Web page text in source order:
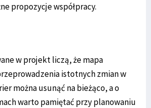
propozycje współpracy.
w projekt liczą, że mapa
istotnych zmian w
można usunąć na bieżąco, a o
warto pamiętać przy planowaniu